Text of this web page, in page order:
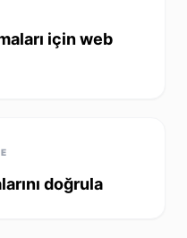
için web
doğrula